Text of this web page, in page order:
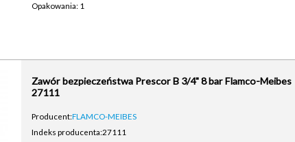
Opakowania: 1
Zawór bezpieczeństwa Prescor B 3/4" 8 bar Flamco-Meibes
27111
Producent:FLAMCO-MEIBES
Indeks producenta:27111